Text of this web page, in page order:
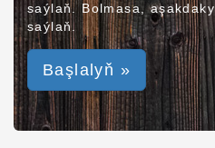
saýlaň. Bolmasa,
saýlaň.
Başlalyň »